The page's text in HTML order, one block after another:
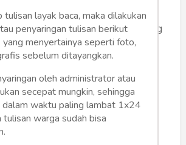
DVD/karaoke), toilet (pada
big bus), dan bagasi yang
Terjamin: Armada bus yang
dan dikemudikan oleh sopir
yang berpengalaman
perjalanan Anda aman dan
layak baca, maka dilakukan
penyaringan tulisan berikut
menyertainya seperti foto,
sebelum ditayangkan.
oleh administrator atau
secepat mungkin, sehingga
dalam waktu paling lambat 1x24
tulisan warga sudah bisa